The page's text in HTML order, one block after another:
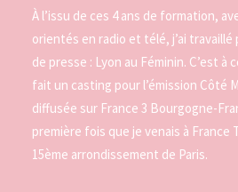
À l’issu de ces 4 ans de formation,
orientés en radio et télé, j’ai
de presse : Lyon au Féminin. C’est à
fait un casting pour l’émission Côté
diffusée sur France 3 Bourgogne-
première fois que je venais à France
15ème arrondissement de Paris.